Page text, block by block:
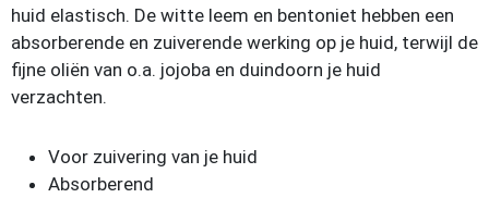
huid elastisch. De witte leem en bentoniet hebben een
absorberende en zuiverende werking op je huid, terwijl de
fijne oliën van o.a. jojoba en duindoorn je huid
verzachten.
Voor zuivering van je huid
Absorberend